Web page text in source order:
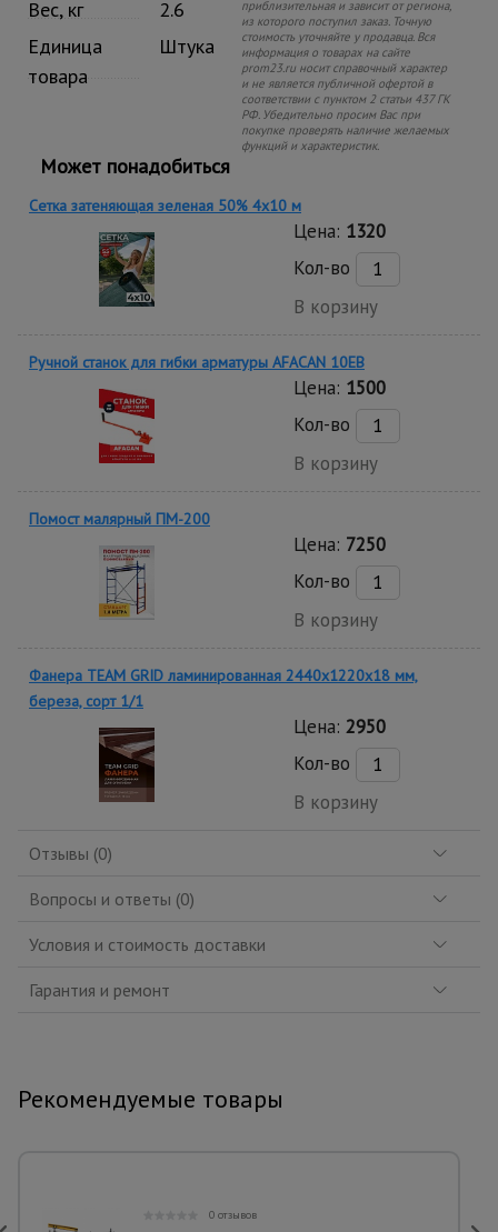
Вес, кг
2.6
Единица
товара
Штука
приблизительная и зависит от региона,
из которого поступил заказ. Точную
стоимость уточняйте у продавца. Вся
информация о товарах на сайте
prom23.ru носит справочный характер
и не является публичной офертой в
соответствии с пунктом 2 статьи 437 ГК
РФ. Убедительно просим Вас при
покупке проверять наличие желаемых
функций и характеристик.
Может понадобиться
Сетка затеняющая зеленая 50% 4х10 м
Цена: 1320
Кол-во
В корзину
Ручной станок для гибки арматуры AFACAN 10EB
Цена: 1500
Кол-во
В корзину
Помост малярный ПМ-200
Цена: 7250
Кол-во
В корзину
Фанера TEAM GRID ламинированная 2440х1220х18 мм,
береза, сорт 1/1
Цена: 2950
Кол-во
В корзину
Отзывы (0)
Вопросы и ответы (0)
Условия и стоимость доставки
Гарантия и ремонт
Рекомендуемые товары
0 отзывов